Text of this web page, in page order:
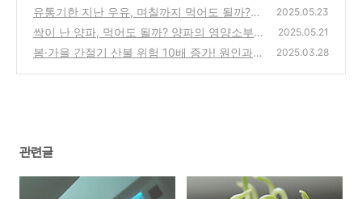
보관법
(0)
유통기한 지난 우유, 며칠까지 먹어도 될까?
소비기한과 유통기한
(0)
2025.05.23
싹이 난 양파, 먹어도 될까? 양파의 영양소부
터 보관법까지
(0)
2025.05.21
봄·가을 간절기 산불 위험 10배 증가! 원인과
2025.03.28
관련글